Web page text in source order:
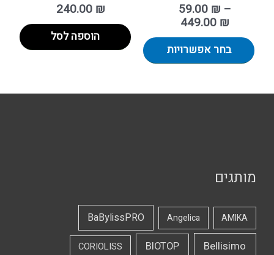
59.00 ₪ –
449.00 ₪
בחר אפשרויות
240.00 ₪
הוספה לסל
מותגים
AMIKA
Angelica
BaBylissPRO
Bellisimo
BIOTOP
CORIOLISS